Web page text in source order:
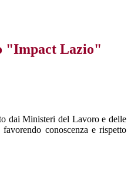
"Impact Lazio"
dai Ministeri del Lavoro e delle
conoscenza e rispetto